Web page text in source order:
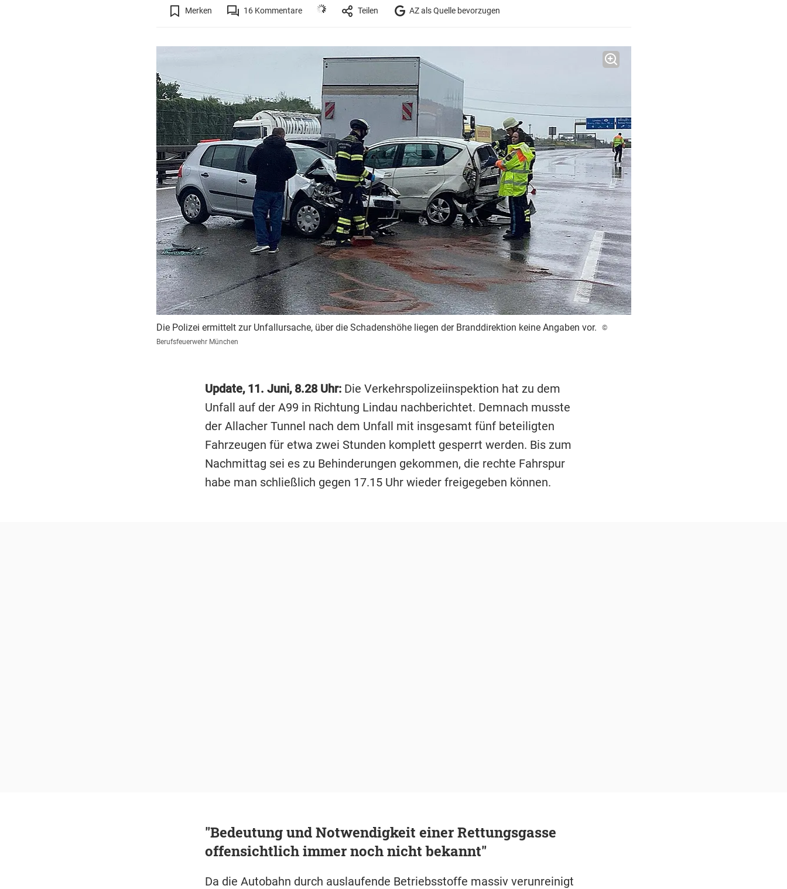
Merken 16Kommentare Teilen AZ als Quelle bevorzugen
Die Polizei ermittelt zur Unfallursache, über die Schadenshöhe liegen der Branddirektion keine Angaben vor.
©
Berufsfeuerwehr München
Update, 11. Juni, 8.28 Uhr: Die Verkehrspolizeiinspektion hat zu dem
Unfall auf der A99 in Richtung Lindau nachberichtet. Demnach musste
der Allacher Tunnel nach dem Unfall mit insgesamt fünf beteiligten
Fahrzeugen für etwa zwei Stunden komplett gesperrt werden. Bis zum
Nachmittag sei es zu Behinderungen gekommen, die rechte Fahrspur
habe man schließlich gegen 17.15 Uhr wieder freigegeben können.
"Bedeutung und Notwendigkeit einer Rettungsgasse
offensichtlich immer noch nicht bekannt"
Da die Autobahn durch auslaufende Betriebsstoffe massiv verunreinigt